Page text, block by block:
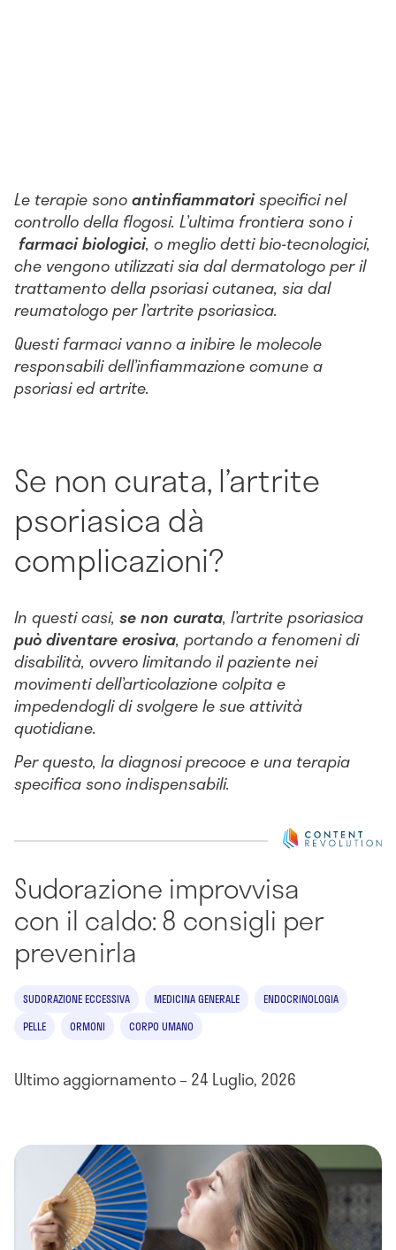
Le terapie sonoantinfiammatorispecifici nel
controllo della flogosi. L’ultima frontiera sono i
farmaci biologici, o meglio detti bio-tecnologici,
che vengono utilizzati sia dal dermatologo per il
trattamento della psoriasi cutanea, sia dal
reumatologo per l’artrite psoriasica.
Questi farmaci vanno a inibire le molecole
responsabili dell’infiammazione comune a
psoriasi ed artrite.
Se non curata, l’artrite
psoriasica dà
complicazioni?
In questi casi, se non curata, l’artrite psoriasica
può diventare erosiva, portando a fenomeni di
disabilità, ovvero limitando il paziente nei
movimenti dell’articolazione colpita e
impedendogli di svolgere le sue attività
quotidiane.
Per questo, la diagnosi precoce e una terapia
specifica sono indispensabili.
Sudorazione improvvisa
con il caldo: 8 consigli per
prevenirla
SUDORAZIONE ECCESSIVA MEDICINA GENERALE
ENDOCRINOLOGIA
PELLE
ORMONI CORPO UMANO
Ultimo aggiornamento – 24 Luglio, 2026